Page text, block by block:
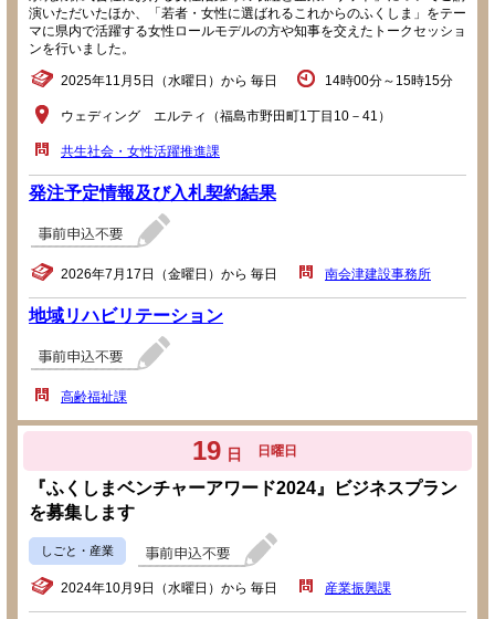
演いただいたほか、「若者・女性に選ばれるこれからのふくしま」をテー
マに県内で活躍する女性ロールモデルの方や知事を交えたトークセッショ
ンを行いました。
2025年11月5日（水曜日）から 毎日 14時00分～15時15分
ウェディング エルティ（福島市野田町1丁目10－41）
共生社会・女性活躍推進課
発注予定情報及び入札契約結果
2026年7月17日（金曜日）から 毎日 南会津建設事務所
地域リハビリテーション
高齢福祉課
19 日 日曜日
『ふくしまベンチャーアワード2024』ビジネスプラン
を募集します
しごと・産業
2024年10月9日（水曜日）から 毎日 産業振興課